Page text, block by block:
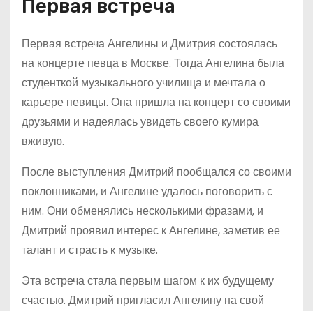
Первая встреча
Первая встреча Ангелины и Дмитрия состоялась
на концерте певца в Москве. Тогда Ангелина была
студенткой музыкального училища и мечтала о
карьере певицы. Она пришла на концерт со своими
друзьями и надеялась увидеть своего кумира
вживую.
После выступления Дмитрий пообщался со своими
поклонниками, и Ангелине удалось поговорить с
ним. Они обменялись несколькими фразами, и
Дмитрий проявил интерес к Ангелине, заметив ее
талант и страсть к музыке.
Эта встреча стала первым шагом к их будущему
счастью. Дмитрий пригласил Ангелину на свой